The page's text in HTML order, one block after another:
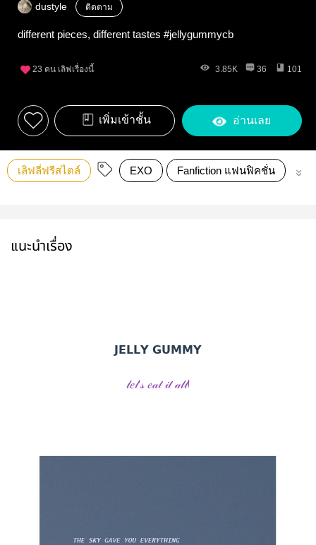
dustyle ติดตาม
different pieces, different tastes #jellygummycb
23 คน เลิฟเรื่องนี้ 3.85K 36 101
เพิ่มเข้าชั้น อ่านเลย
เลิฟลี่ฟรีสไตล์ EXO Fanfiction แฟนฟิคชั่น
แนะนำเรื่อง
𝗝𝗘𝗟𝗟𝗬 𝗚𝗨𝗠𝗠𝗬
𝓁𝑒𝓉'𝓈 𝑒𝒶𝓉 𝒾𝓉 𝒶𝓁𝓁!